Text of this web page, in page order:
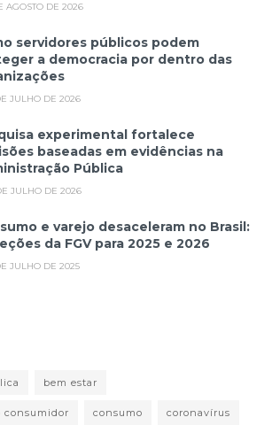
AGOSTO DE 2026
servidores públicos podem
a democracia por dentro das
JULHO DE 2026
experimental fortalece
baseadas em evidências na
Pública
JULHO DE 2026
e varejo desaceleram no Brasil:
da FGV para 2025 e 2026
JULHO DE 2025
bem estar
consumidor consumo coronavírus